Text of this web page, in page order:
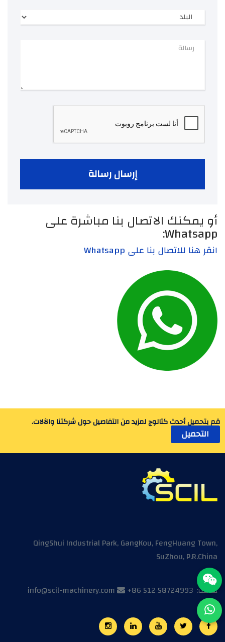
إرسال رسالة
أو يمكنك الاتصال بنا مباشرة على
Whatsapp:
انقر هنا للاتصال بنا على Whatsapp
قم بتحميل أحدث كتالوج لمزيد من التفاصيل حول شركتنا والاَلات.
التحميل
QingShui Industrial Park, GangKou, FengHuang Town,
SuZhou, P.R.China
هاتف: +86 512 58724993
info@scil-machinery.com